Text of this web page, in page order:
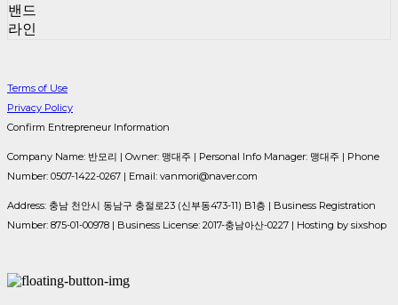
밴드
라인
Terms of Use
Privacy Policy
Confirm Entrepreneur Information
Company Name: 반모리 | Owner: 맹대주 | Personal Info Manager: 맹대주 | Phone
Number: 0507-1422-0267 | Email: vanmori@naver.com
Address: 충남 천안시 동남구 충절로23 (신부동473-11) B1층 | Business Registration
Number: 875-01-00978 | Business License: 2017-충남아산-0227 | Hosting by sixshop